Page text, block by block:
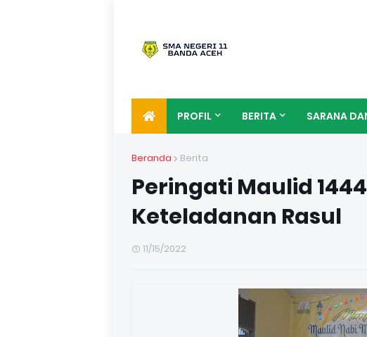
PROFIL BERITA SARANA
Beranda Berita
Peringati Maulid
Keteladanan Rasul
11/15/2022